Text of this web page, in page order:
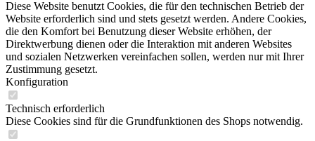
Diese Website benutzt Cookies, die für den technischen Betrieb der
Website erforderlich sind und stets gesetzt werden. Andere Cookies,
die den Komfort bei Benutzung dieser Website erhöhen, der
Direktwerbung dienen oder die Interaktion mit anderen Websites
und sozialen Netzwerken vereinfachen sollen, werden nur mit Ihrer
Zustimmung gesetzt.
Konfiguration
Technisch erforderlich
Diese Cookies sind für die Grundfunktionen des Shops notwendig.